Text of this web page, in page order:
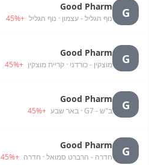
G
Good Pharm
נוף הגליל - עצמון · נוף הגליל +
45%
G
Good Pharm
מוצקין - כורדני · קריית מוצקין +
45%
G
Good Pharm
ב"ש - G7 · באר שבע +
45%
G
Good Pharm
חדרה - הרברט סמואל · חדרה +
45%